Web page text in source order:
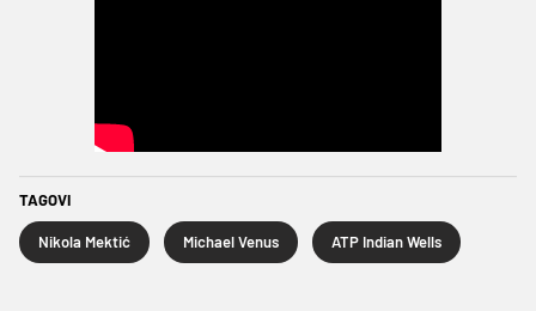
TAGOVI
Nikola Mektić Michael Venus ATP Indian Wells